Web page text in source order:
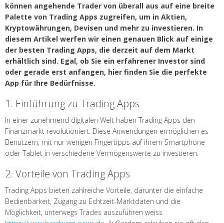
können angehende Trader von überall aus auf eine breite
Palette von Trading Apps zugreifen, um in Aktien,
Kryptowährungen, Devisen und mehr zu investieren. In
diesem Artikel werfen wir einen genauen Blick auf einige
der besten Trading Apps, die derzeit auf dem Markt
erhältlich sind. Egal, ob Sie ein erfahrener Investor sind
oder gerade erst anfangen, hier finden Sie die perfekte
App für Ihre Bedürfnisse.
1. Einführung zu Trading Apps
In einer zunehmend digitalen Welt haben Trading Apps den
Finanzmarkt revolutioniert. Diese Anwendungen ermöglichen es
Benutzern, mit nur wenigen Fingertipps auf ihrem Smartphone
oder Tablet in verschiedene Vermögenswerte zu investieren.
2. Vorteile von Trading Apps
Trading Apps bieten zahlreiche Vorteile, darunter die einfache
Bedienbarkeit, Zugang zu Echtzeit-Marktdaten und die
Möglichkeit, unterwegs Trades auszuführen weiss